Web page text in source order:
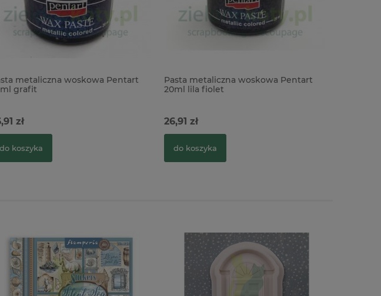
metaliczna woskowa Pentart
grafit
zł
do koszyka
Pasta metaliczna woskowa Pentart
20ml lila fiolet
26,91 zł
do koszyka